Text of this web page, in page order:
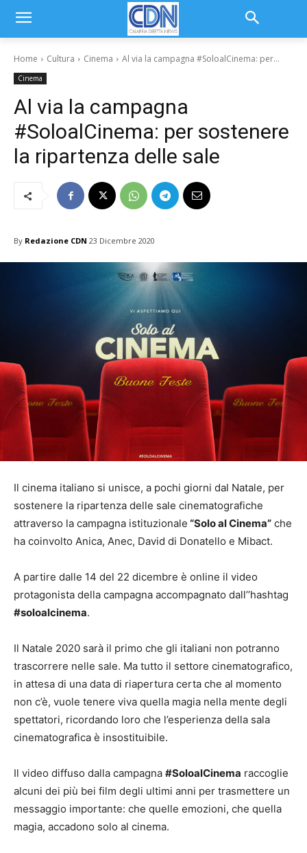
Home Cultura Cinema Al via la campagna #SoloalCinema: per...
Cinema
Al via la campagna
#SoloalCinema: per sostenere
la ripartenza delle sale
By Redazione CDN 23 Dicembre 2020
Il cinema italiano si unisce, a pochi giorni dal Natale, per
sostenere la ripartenza delle sale cinematografiche
attraverso la campagna istituzionale “Solo al Cinema” che
ha coinvolto Anica, Anec, David di Donatello e Mibact.
A partire dalle 14 del 22 dicembre è online il video
protagonista della campagna accompagnato dall’’hashtag
#soloalcinema.
Il Natale 2020 sarà il primo che gli italiani non potranno
trascorrere nelle sale. Ma tutto il settore cinematografico,
in attesa di una data di riapertura certa che al momento
non c’è, vuole tenere viva quella magia nella mente degli
spettatori, ricordando loro che l’esperienza della sala
cinematografica è insostituibile.
Il video diffuso dalla campagna #SoloalCinema raccoglie
alcuni dei più bei film degli ultimi anni per trasmettere un
messaggio importante: che quelle emozioni, che quella
magia, accadono solo al cinema.